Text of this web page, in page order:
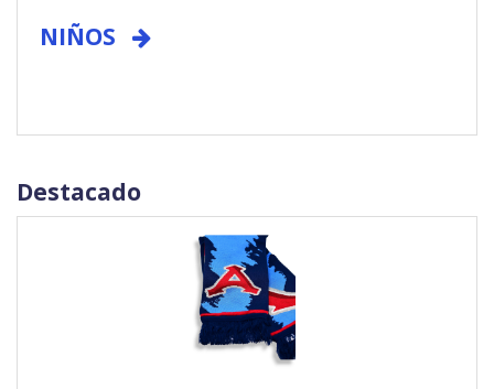
NIÑOS
Destacado